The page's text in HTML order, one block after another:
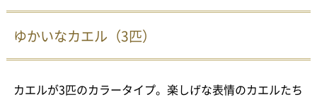
ゆかいなカエル（3匹）
カエルが3匹のカラータイプ。楽しげな表情のカエルたち